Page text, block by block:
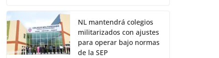
NL mantendrá colegios
militarizados con ajustes
para operar bajo normas
de la SEP